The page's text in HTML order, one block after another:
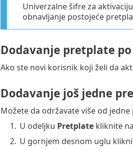
Univerzalne šifre za
obnavljanje postojeće
Dodavanje pretplate
Ako ste novi korisnik koji želi da
Dodavanje još jedne
Možete da održavate više od
1. U odeljku Pretplatekliknite na
2. U gornjem desnom uglu